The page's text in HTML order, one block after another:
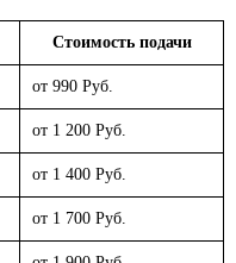
Стоимость подачи
от 990 Руб.
от 1 200 Руб.
от 1 400 Руб.
от 1 700 Руб.